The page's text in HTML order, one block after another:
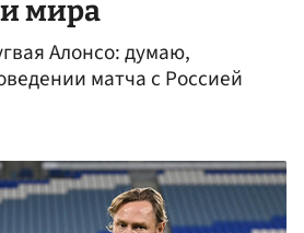
мира
Алонсо: думаю,
матча с Россией